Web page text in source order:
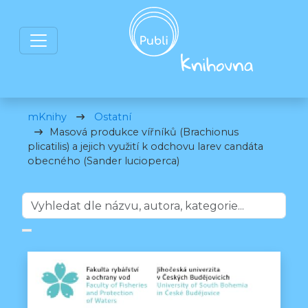
mKnihy
Ostatní
Masová produkce vířníků (Brachionus
plicatilis) a jejich využití k odchovu larev candáta
obecného (Sander lucioperca)